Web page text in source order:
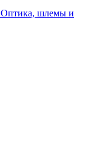
Оптика, шлемы и